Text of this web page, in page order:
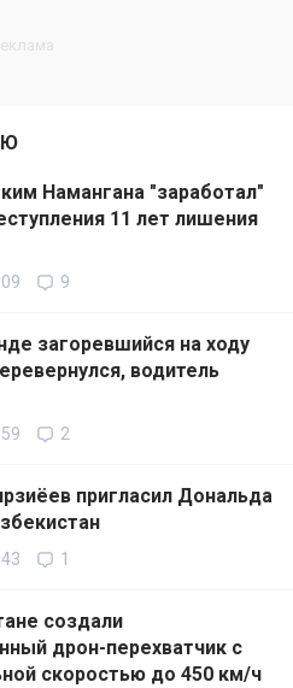
Намангана "заработал"
11 лет лишения
9
загоревшийся на ходу
водитель
2
пригласил Дональда
1
создали
дрон-перехватчик с
скоростью до 450 км/ч